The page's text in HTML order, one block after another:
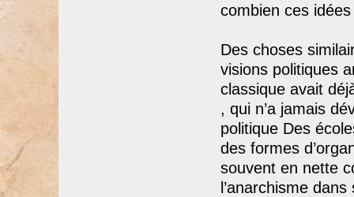
combien ces
Des choses
visions politiques
classique avait
, qui n’a jamais
politique Des
des formes
souvent en nette
l’anarchisme